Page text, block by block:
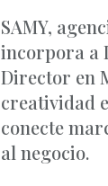
SAMY,
incorpora a
Director en
creatividad
conecte
al negocio.